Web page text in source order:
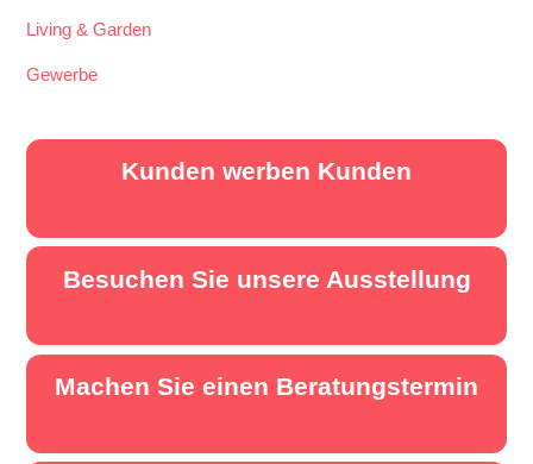
Living & Garden
Gewerbe
Kunden werben Kunden
Besuchen Sie unsere Ausstellung
Machen Sie einen Beratungstermin